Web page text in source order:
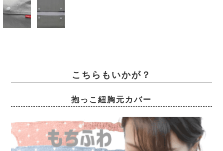
こちらもいかが？
抱っこ紐胸元カバー